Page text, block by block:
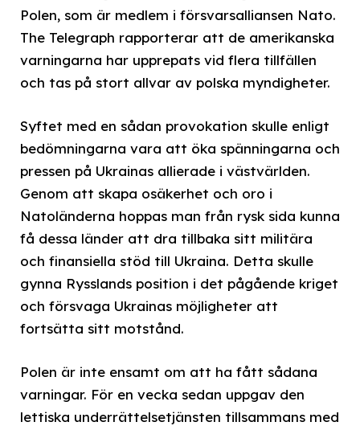
Polen, som är medlem i försvarsalliansen Nato.
The Telegraph rapporterar att de amerikanska
varningarna har upprepats vid flera tillfällen
och tas på stort allvar av polska myndigheter.
Syftet med en sådan provokation skulle enligt
bedömningarna vara att öka spänningarna och
pressen på Ukrainas allierade i västvärlden.
Genom att skapa osäkerhet och oro i
Natoländerna hoppas man från rysk sida kunna
få dessa länder att dra tillbaka sitt militära
och finansiella stöd till Ukraina. Detta skulle
gynna Rysslands position i det pågående kriget
och försvaga Ukrainas möjligheter att
fortsätta sitt motstånd.
Polen är inte ensamt om att ha fått sådana
varningar. För en vecka sedan uppgav den
lettiska underrättelsetjänsten tillsammans med